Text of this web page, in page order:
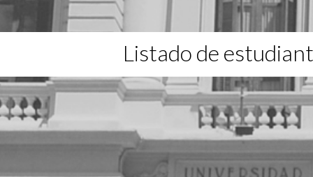
Listado de